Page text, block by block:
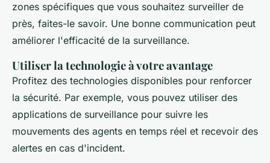
zones spécifiques que vous souhaitez surveiller de
près, faites-le savoir. Une bonne communication peut
améliorer l'efficacité de la surveillance.
Utiliser la technologie à votre avantage
Profitez des technologies disponibles pour renforcer
la sécurité. Par exemple, vous pouvez utiliser des
applications de surveillance pour suivre les
mouvements des agents en temps réel et recevoir des
alertes en cas d'incident.